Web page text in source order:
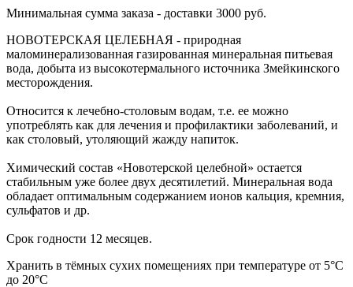
Минимальная сумма заказа - доставки 3000 руб.
НОВОТЕРСКАЯ ЦЕЛЕБНАЯ - природная
маломинерализованная газированная минеральная питьевая
вода, добыта из высокотермального источника Змейкинского
месторождения.
Относится к лечебно-столовым водам, т.е. ее можно
употреблять как для лечения и профилактики заболеваний, и
как столовый, утоляющий жажду напиток.
Химический состав «Новотерской целебной» остается
стабильным уже более двух десятилетий. Минеральная вода
обладает оптимальным содержанием ионов кальция, кремния,
сульфатов и др.
Срок годности 12 месяцев.
Хранить в тёмных сухих помещениях при температуре от 5°С
до 20°С